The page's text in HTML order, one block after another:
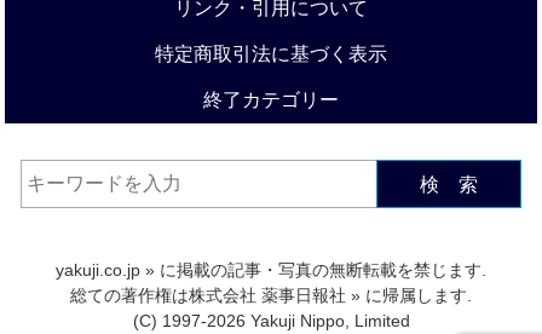
リンク・引用について
特定商取引法に基づく表示
終了カテゴリー
検 索
yakuji.co.jp » に掲載の記事・写真の無断転載を禁じます.
総ての著作権は株式会社 薬事日報社 » に帰属します.
(C) 1997-2026 Yakuji Nippo, Limited